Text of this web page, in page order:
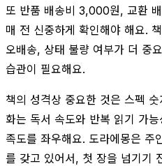
또 반품 배송비 3,000원, 교환
매 전 신중하게 확인해야 해요.
오배송, 상태 불량 여부가 더 중
습관이 필요해요.
책의 성격상 중요한 것은 스펙
화는 독서 속도와 반복 읽기 가
족도를 좌우해요. 도라에몽은 주
를 갖고 있어서, 첫 장을 넘기기